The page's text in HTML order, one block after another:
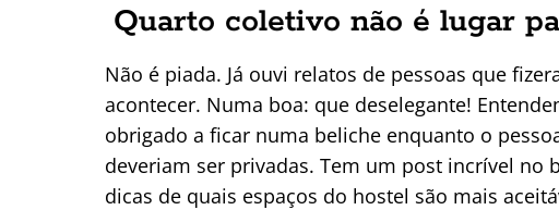
Quarto coletivo não é lugar
Não é piada. Já ouvi relatos de pessoas que
acontecer. Numa boa: que deselegante!
obrigado a ficar numa beliche enquanto o
deveriam ser privadas. Tem um post incrível no
dicas de quais espaços do hostel são mais